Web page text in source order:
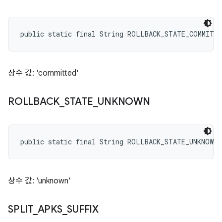
public static final String
상수 값: 'committed'
ROLLBACK STATE UNKNOWN
public static final String ROLLBACK_STATE_UNKNOWN
상수 값: 'unknown'
SPLIT_ APKS_SUFFIX